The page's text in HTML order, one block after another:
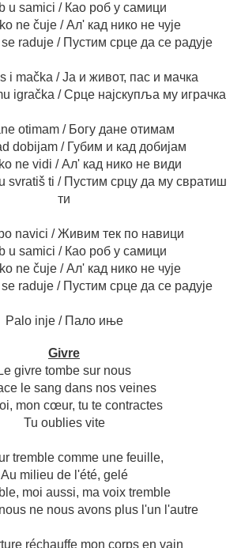
u samici / Као роб у самици
ne čuje / Ал' кад нико не чује
raduje / Пустим срце да се радује
i mačka / Ја и живот, пас и мачка
igračka / Срце најскупља му играчка
otimam / Богу дане отимам
dobijam / Губим и кад добијам
ne vidi / Ал' кад нико не види
svratiš ti / Пустим срцу да му свратиш
ти
navici / Живим тек по навици
u samici / Као роб у самици
ne čuje / Ал' кад нико не чује
raduje / Пустим срце да се радује
Palo inje / Пало иње
Givre
Le givre tombe sur nous
le sang dans nos veines
mon cœur, tu te contractes
Tu oublies vite
tremble comme une feuille,
Au milieu de l'été, gelé
moi aussi, ma voix tremble
ne nous avons plus l'un l'autre
réchauffe mon corps en vain